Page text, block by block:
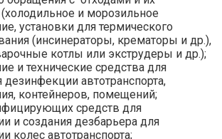
и морозильное
установки для термического
(инсинераторы, крематоры и др.),
котлы или экструдеры и др.);
и технические средства для
автотранспорта,
контейнеров, помещений;
средств для
и создания дезбарьера для
колес автотранспорта;